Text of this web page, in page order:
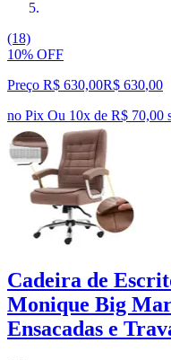
(18)
10% OFF
Preço R$ 630,00R$ 630,00
no Pix Ou 10x de R$ 70,00
Cadeira de
Monique Big
Ensacadas e